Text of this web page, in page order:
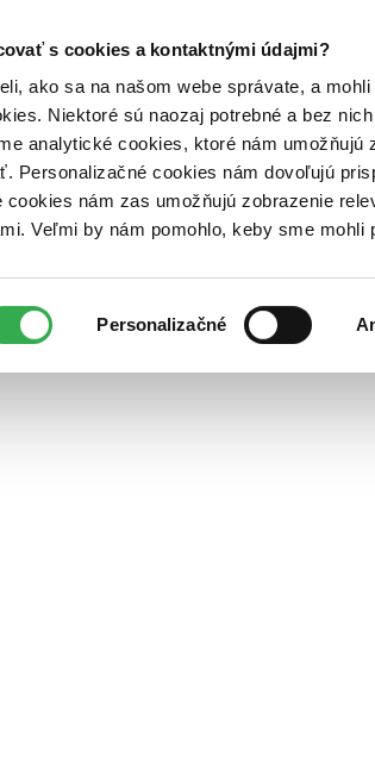
s cookies a kontaktnými údajmi?
ako sa na našom webe správate, a
Niektoré sú naozaj potrebné a bez
analytické cookies, ktoré nám
Personalizačné cookies nám dovoľujú
cookies nám zas umožňujú zobrazenie
Veľmi by nám pomohlo, keby sme
Personalizačné
Kontakt